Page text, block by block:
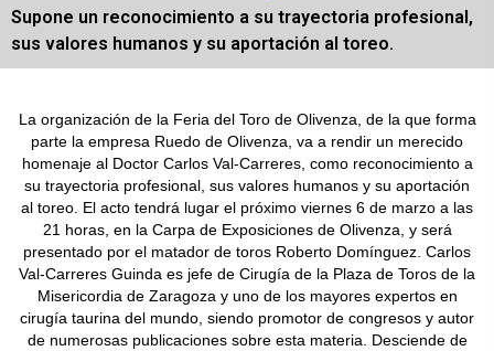
Supone un reconocimiento a su trayectoria profesional,
sus valores humanos y su aportación al toreo.
La organización de la Feria del Toro de Olivenza, de la que forma
parte la empresa Ruedo de Olivenza, va a rendir un merecido
homenaje al Doctor Carlos Val-Carreres, como reconocimiento a
su trayectoria profesional, sus valores humanos y su aportación
al toreo. El acto tendrá lugar el próximo viernes 6 de marzo a las
21 horas, en la Carpa de Exposiciones de Olivenza, y será
presentado por el matador de toros Roberto Domínguez. Carlos
Val-Carreres Guinda es jefe de Cirugía de la Plaza de Toros de la
Misericordia de Zaragoza y uno de los mayores expertos en
cirugía taurina del mundo, siendo promotor de congresos y autor
de numerosas publicaciones sobre esta materia. Desciende de